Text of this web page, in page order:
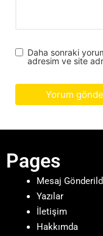
Daha sonraki
adresim ve site
Pages
Mesaj
Yazılar
İletişim
Hakkımda